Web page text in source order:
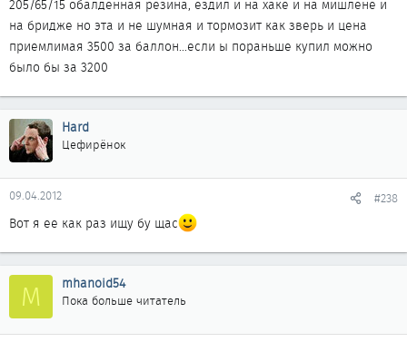
205/65/15 обалденная резина, ездил и на хаке и на мишлене и
на бридже но эта и не шумная и тормозит как зверь и цена
приемлимая 3500 за баллон...если ы пораньше купил можно
было бы за 3200
Hard
Цефирёнок
09.04.2012 #238
Вот я ее как раз ищу бу щас
M mhanoid54
Пока больше читатель